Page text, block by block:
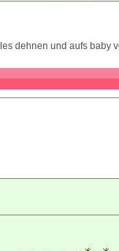
dehnen und aufs baby